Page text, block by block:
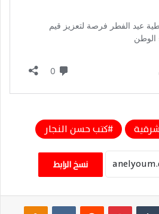
كتب حسن النجار
نسخ الرابط
بينتيريست ‏VKontakte